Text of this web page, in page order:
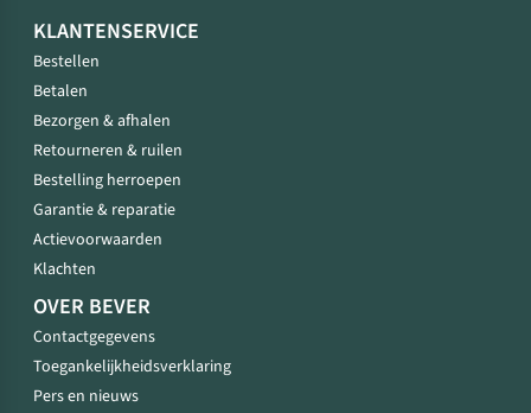
KLANTENSERVICE
Bestellen
Betalen
Bezorgen & afhalen
Retourneren & ruilen
Bestelling herroepen
Garantie & reparatie
Actievoorwaarden
Klachten
OVER BEVER
Contactgegevens
Toegankelijkheidsverklaring
Pers en nieuws